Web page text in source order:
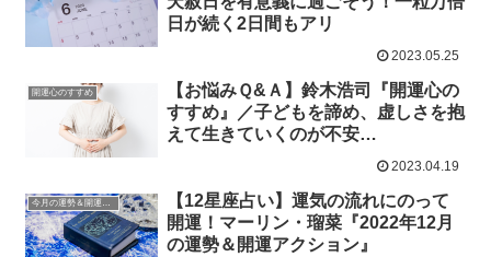
日が続く2日間もアリ
2023.05.25
開運心のすすめ
【お悩みＱ&Ａ】鈴木浩司『開運心の
すすめ』／子どもを諦め、虚しさを抱
えて生きていくのが不安…
2023.04.19
【12星座占い】運気の流れにのって
開運！マーリン・瑠菜『2022年12月
の運勢＆開運アクション』